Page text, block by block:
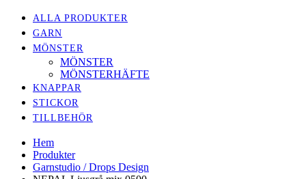
ALLA PRODUKTER
GARN
MÖNSTER
MÖNSTER
MÖNSTERHÄFTE
KNAPPAR
STICKOR
TILLBEHÖR
Hem
Produkter
Garnstudio / Drops Design